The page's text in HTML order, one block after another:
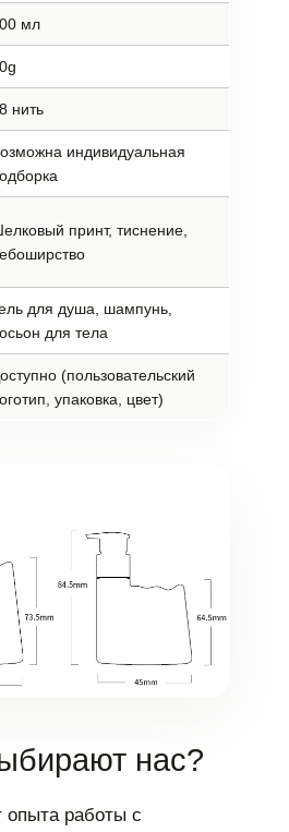
мл
нить
индивидуальная
принт, тиснение,
для душа, шампунь,
для тела
(пользовательский
упаковка, цвет)
нас?
работы с